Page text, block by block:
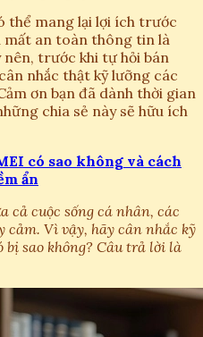
thể mang lại lợi ích trước
mất an toàn thông tin là
nên, trước khi tự hỏi bán
nhắc thật kỹ lưỡng các
ơn bạn đã dành thời gian
chia sẻ này sẽ hữu ích
có sao không và cách
ẩn
cả cuộc sống cá nhân, các
cảm. Vì vậy, hãy cân nhắc kỹ
bị sao không? Câu trả lời là